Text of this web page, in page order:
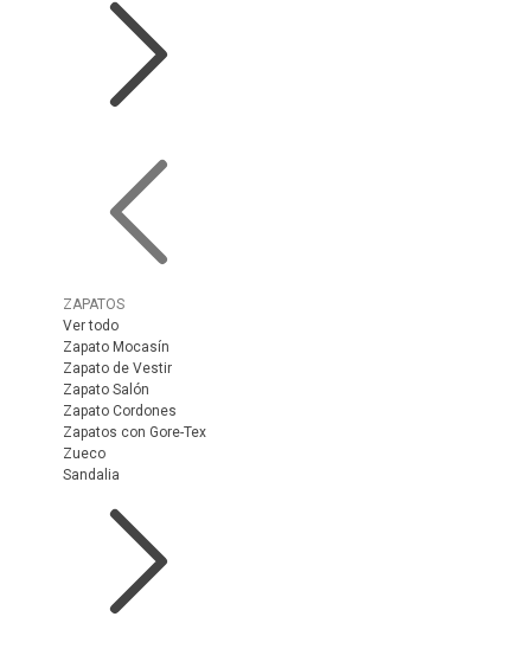
ZAPATOS
Ver todo
Zapato Mocasín
Zapato de Vestir
Zapato Salón
Zapato Cordones
Zapatos con Gore-Tex
Zueco
Sandalia